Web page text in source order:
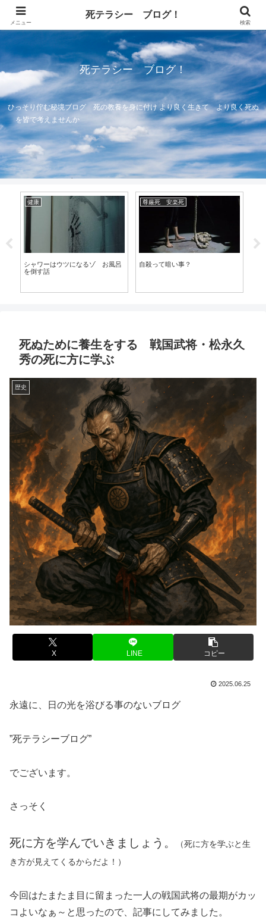
死テラシー ブログ！
ひっそり佇む秘境ブログ 死の教養を身に付け より良く生きて より良く死ぬ
を皆で考えませんか
健康
シャワーはウツになるゾ お風呂
を倒す話
尊厳死 安楽死
自殺って暗い事？
死ぬために養生をする 戦国武将・松永久
秀の死に方に学ぶ
歴史
X LINE コピー
2025.06.25
永遠に、日の光を浴びる事のないブログ
”死テラシーブログ”
でございます。
さっそく
死に方を学んでいきましょう。
（死に方を学ぶと生
き方が見えてくるからだよ！）
今回はたまたま目に留まった一人の戦国武将の最期がカッ
コよいなぁ～と思ったので、記事にしてみました。
メニュー
死テラシー ブログ！
検索